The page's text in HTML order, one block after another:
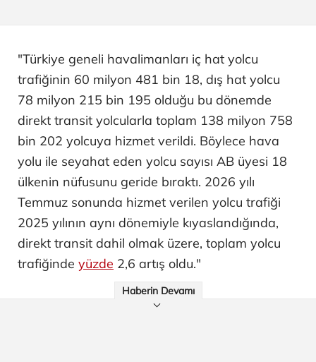
"Türkiye geneli havalimanları iç hat yolcu
trafiğinin 60 milyon 481 bin 18, dış hat yolcu
78 milyon 215 bin 195 olduğu bu dönemde
direkt transit yolcularla toplam 138 milyon 758
bin 202 yolcuya hizmet verildi. Böylece hava
yolu ile seyahat eden yolcu sayısı AB üyesi 18
ülkenin nüfusunu geride bıraktı. 2026 yılı
Temmuz sonunda hizmet verilen yolcu trafiği
2025 yılının aynı dönemiyle kıyaslandığında,
direkt transit dahil olmak üzere, toplam yolcu
trafiğinde yüzde 2,6 artış oldu."
Haberin Devamı